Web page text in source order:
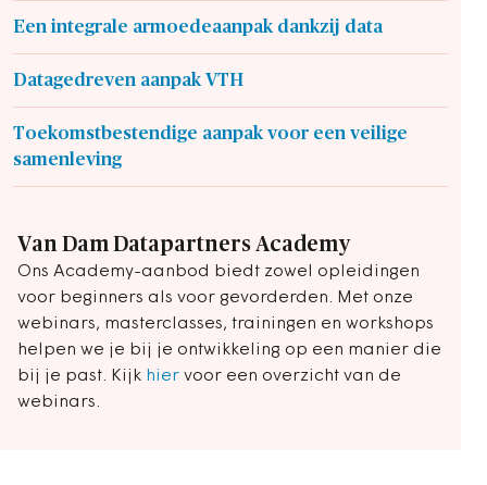
Een integrale armoedeaanpak dankzij data
Datagedreven aanpak VTH
Toekomstbestendige aanpak voor een veilige
samenleving
Van Dam Datapartners Academy
Ons Academy-aanbod biedt zowel opleidingen
voor beginners als voor gevorderden. Met onze
webinars, masterclasses, trainingen en workshops
helpen we je bij je ontwikkeling op een manier die
bij je past. Kijk hier voor een overzicht van de
webinars.